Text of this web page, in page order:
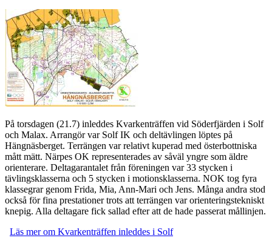
På torsdagen (21.7) inleddes Kvarkenträffen vid Söderfjärden i Solf
och Malax. Arrangör var Solf IK och deltävlingen löptes på
Hängnäsberget. Terrängen var relativt kuperad med österbottniska
mått mätt. Närpes OK representerades av såväl yngre som äldre
orienterare. Deltagarantalet från föreningen var 33 stycken i
tävlingsklasserna och 5 stycken i motionsklasserna. NOK tog fyra
klassegrar genom Frida, Mia, Ann-Mari och Jens. Många andra stod
också för fina prestationer trots att terrängen var orienteringstekniskt
knepig. Alla deltagare fick sallad efter att de hade passerat mållinjen.
Läs merom Kvarkenträffen inleddes i Solf